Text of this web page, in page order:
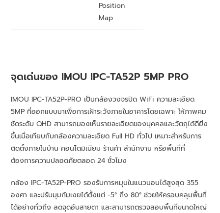
Position
Map
จุดเด่นของ IMOU IPC-TA52P 5MP PRO
IMOU IPC-TA52P-PRO เป็นกล้องวงจรปิด WiFi ความละเอียด
5MP ที่ออกแบบมาเพื่อการเฝ้าระวังภายในอาคารโดยเฉพาะ ให้ภาพคม
ชัดระดับ QHD สามารถมองเห็นรายละเอียดของบุคคลและวัตถุได้ดียิ่ง
ขึ้นเมื่อเทียบกับกล้องความละเอียด Full HD ทั่วไป เหมาะสำหรับการ
ติดตั้งภายในบ้าน คอนโดมิเนียม ร้านค้า สำนักงาน หรือพื้นที่ที่
ต้องการความปลอดภัยตลอด 24 ชั่วโมง
กล้อง IPC-TA52P-PRO รองรับการหมุนในแนวนอนได้สูงสุด 355
องศา และปรับมุมก้มเงยได้ตั้งแต่ -5° ถึง 80° ช่วยให้ครอบคลุมพื้นที่
ได้อย่างทั่วถึง ลดจุดอับสายตา และสามารถตรวจสอบพื้นที่ขนาดใหญ่